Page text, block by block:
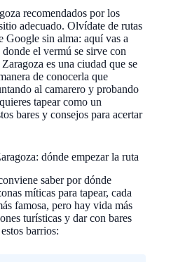
recomendados por los
adecuado. Olvídate de rutas
Google sin alma: aquí vas a
el vermú se sirve con
es una ciudad que se
de conocerla que
al camarero y probando
tapear como un
bares y consejos para acertar
dónde empezar la ruta
saber por dónde
míticas para tapear, cada
famosa, pero hay vida más
turísticas y dar con bares
barrios: